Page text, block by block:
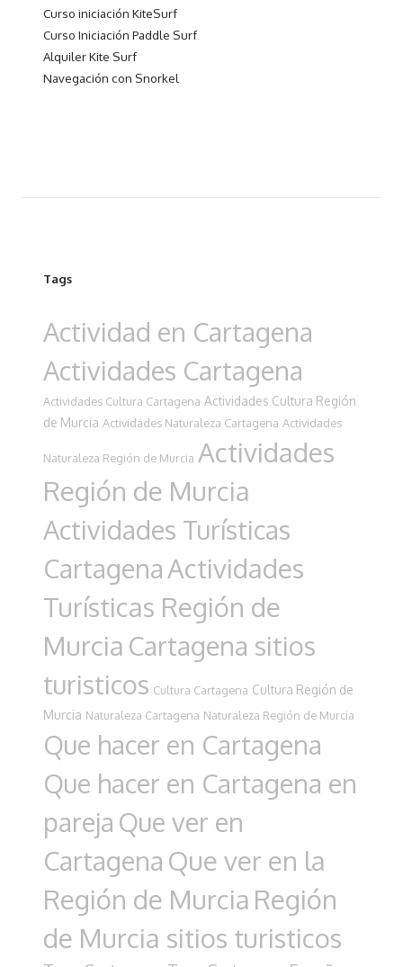
Curso iniciación KiteSurf
Curso Iniciación Paddle Surf
Alquiler Kite Surf
Navegación con Snorkel
Tags
Actividad en Cartagena
Actividades Cartagena
Actividades Cultura Cartagena Actividades Cultura Región
de Murcia Actividades Naturaleza Cartagena Actividades
Naturaleza Región de Murcia Actividades
Región de Murcia
Actividades Turísticas
CartagenaActividades
Turísticas Región de
Murcia Cartagena sitios
turisticos Cultura Cartagena Cultura Región de
Murcia Naturaleza Cartagena Naturaleza Región de Murcia
Que hacer en Cartagena
Que hacer en Cartagena en
pareja Que ver en
Cartagena Que ver en la
Región de Murcia Región
de Murcia sitios turisticos